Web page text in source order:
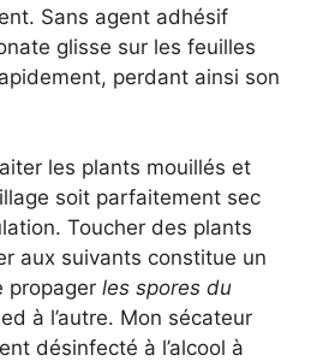
Sans agent adhésif
glisse sur les feuilles
perdant ainsi son
les plants mouillés et
soit parfaitement sec
Toucher des plants
aux suivants constitue un
propager les spores du
à l’autre. Mon sécateur
désinfecté à l’alcool à